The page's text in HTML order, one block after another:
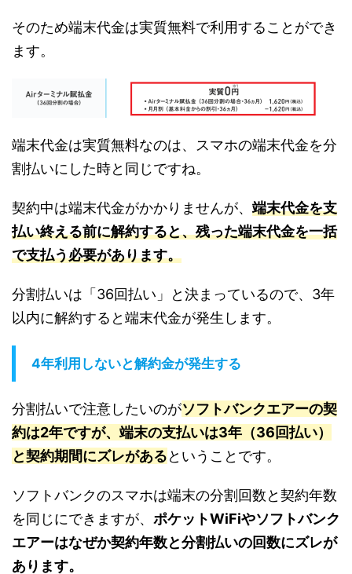
そのため端末代金は実質無料で利用することができ
ます。
端末代金は実質無料なのは、スマホの端末代金を分
割払いにした時と同じですね。
契約中は端末代金がかかりませんが、 端末代金を支
払い終える前に解約すると、残った端末代金を一括
で支払う必要があります。
分割払いは「36回払い」と決まっているので、3年
以内に解約すると端末代金が発生します。
4年利用しないと解約金が発生する
分割払いで注意したいのがソフトバンクエアーの契
約は2年ですが、端末の支払いは3年（36回払い）
と契約期間にズレがあるということです。
ソフトバンクのスマホは端末の分割回数と契約年数
を同じにできますが、 ポケットWiFiやソフトバンク
エアーはなぜか契約年数と分割払いの回数にズレが
あります。